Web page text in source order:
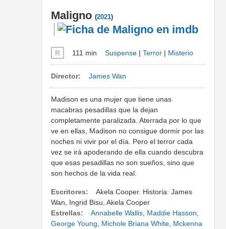
Maligno(2021)
R 111 min Suspense |Terror | Misterio
Director: James Wan
Madison es una mujer que tiene unas
macabras pesadillas que la dejan
completamente paralizada. Aterrada por lo que
ve en ellas, Madison no consigue dormir por las
noches ni vivir por el día. Pero el terror cada
vez se irá apoderando de ella cuando descubra
que esas pesadillas no son sueños, sino que
son hechos de la vida real.
Escritores:
Akela Cooper. Historia: James
Wan, Ingrid Bisu, Akela Cooper
Estrellas:
Annabelle Wallis Maddie Hasson
George Young
Michole Briana White Mckenna